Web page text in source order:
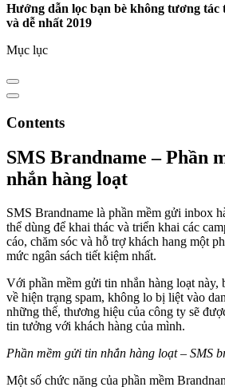
Hướng dẫn lọc bạn bè không tương tác
và dễ nhất 2019
Mục lục
Contents
SMS Brandname –Phần
nhắn hàng loạt
SMS Brandname là phần mềm gửi inbox
thể dùng để khai thác và triển khai các
cáo, chăm sóc và hỗ trợ khách hang một
mức ngân sách tiết kiệm nhất.
Với phần mềm gửi tin nhắn hàng loạt này,
về hiện trạng spam, không lo bị liệt vào
những thế, thương hiệu của công ty sẽ
tin tưởng với khách hàng của mình.
Phần mềm gửi tin nhắn hàng loạt – SMS
Một số chức năng của phần mềm